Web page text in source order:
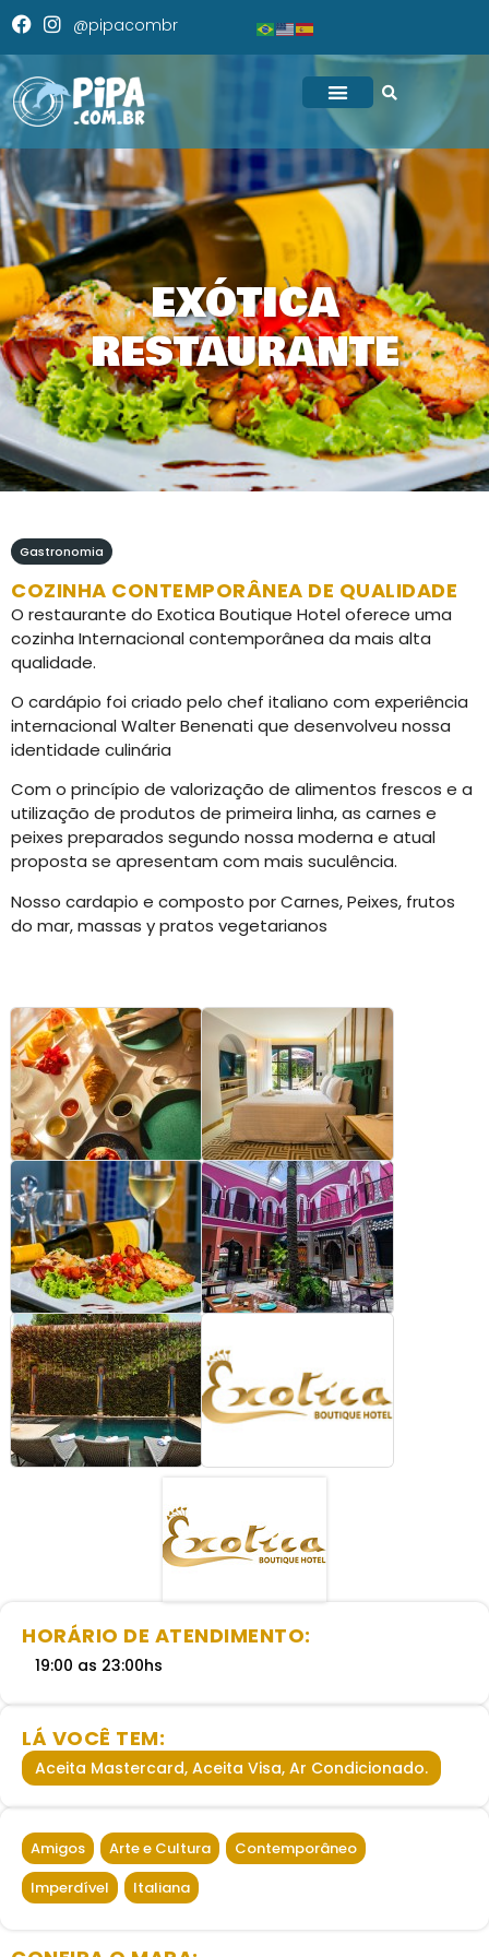
@pipacombr
EXÓTICA
RESTAURANTE
Gastronomia
COZINHA CONTEMPORÂNEA DE QUALIDADE
O restaurante do Exotica Boutique Hotel oferece uma
cozinha Internacional contemporânea da mais alta
qualidade.
O cardápio foi criado pelo chef italiano com experiência
internacional Walter Benenati que desenvolveu nossa
identidade culinária
Com o princípio de valorização de alimentos frescos e a
utilização de produtos de primeira linha, as carnes e
peixes preparados segundo nossa moderna e atual
proposta se apresentam com mais suculência.
Nosso cardapio e composto por Carnes, Peixes, frutos
do mar, massas y pratos vegetarianos
HORÁRIO DE ATENDIMENTO:
19:00 as 23:00hs
LÁ VOCÊ TEM:
Aceita Mastercard, Aceita Visa, Ar Condicionado.
Amigos Arte e Cultura Contemporâneo
Imperdível
Italiana